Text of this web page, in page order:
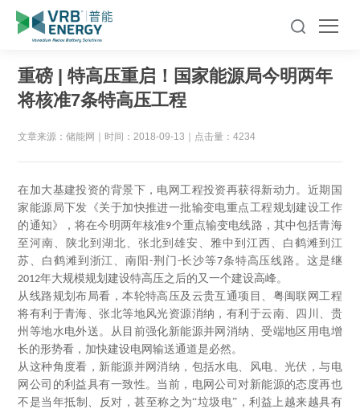
重磅 | 特高压重启！国家能源局今明两年
将核准7条特高压工程
文章来源：储能网 时间：2018-09-13 点击量：4234
在加大基建投资的背景下，电网工程投资再获得新动力。近期国
家能源局下发《关于加快推进一批输变电重点工程规划建设工作
的通知》，将在今明两年核准9个重点输变电线路，其中包括青海
至河南、陕北到湖北、张北到雄安、雅中到江西、白鹤滩到江
苏、白鹤滩到浙江、南阳 -荆门 -长沙等7条特高压线路。这是继
2012年大规模规划建设特高压之后的又一个建设高峰。
从线路规划布局看，本轮特高压及云贵互通项目、粤闽联网工程
将有利于青海、张北等地风光资源消纳，有利于云南、四川、贵
州等地水电外送。从目前强化新能源并网消纳、受端地区用电增
长的形势看，加快建设电网输送通道是必然。
从这种角度看，新能源并网消纳，包括水电、风电、光伏，与电
网公司的利益具有一致性。当前，电网公司对新能源的态度再也
不是当年抵制、反对，甚至称之为“垃圾电”，利益上越来越具有